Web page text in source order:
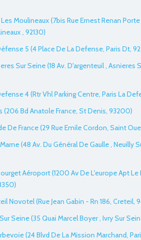
Moulineaux (7bis Rue Ernest Renan
, 92130)
5 (4 Place De La Defense, Paris Dt,
Sur Seine (18 Av. D'argenteuil , Asnieres
4 (Rtr Vhl Parking Centre, Paris La
(206 Bd Anatole France, St Denis, 93200)
De France (29 Rue Emile Cordon, Saint
(48 Av. Du Général De Gaulle , Neuilly
Aéroport (1200 Av De L'europe Apt Le
Novotel (Rue Jean Gabin - Rn 186, Creteil,
Seine (35 Quai Marcel Boyer , Ivry Sur
(24 Blvd De La Mission Marchand,